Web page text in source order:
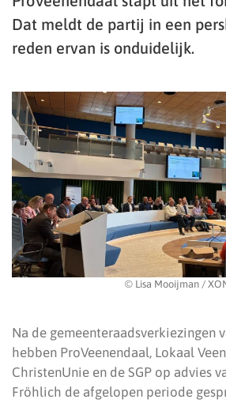
Dat meldt de partij in een
reden ervan is onduidelijk.
© Lisa Mooijman /
Na de gemeenteraadsverkiezingen
hebben ProVeenendaal, Lokaal
ChristenUnie en de SGP op advies
Fröhlich de afgelopen periode